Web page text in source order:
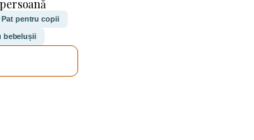
Pat pentru copii
bebelușii